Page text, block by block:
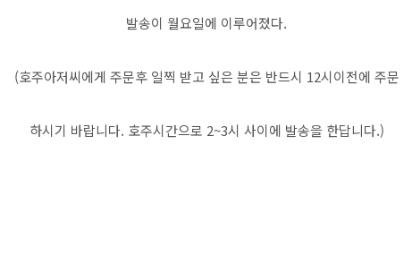
발송이 월요일에 이루어졌다.
(호주아저씨에게 주문후 일찍 받고 싶은 분은 반드시 12시이전에 주문
하시기 바랍니다. 호주시간으로 2~3시 사이에 발송을 한답니다.)